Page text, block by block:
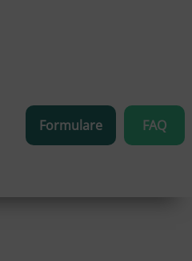
Formulare FAQ